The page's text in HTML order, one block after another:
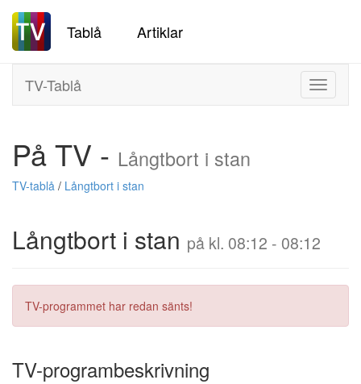
Tablå Artiklar
Toggle
TV-Tablå
På TV - Långtbort i stan
TV-tablå / Långtbort i stan
Långtbort i stan på kl. 08:12 - 08:12
TV-programmet har redan sänts!
TV-programbeskrivning